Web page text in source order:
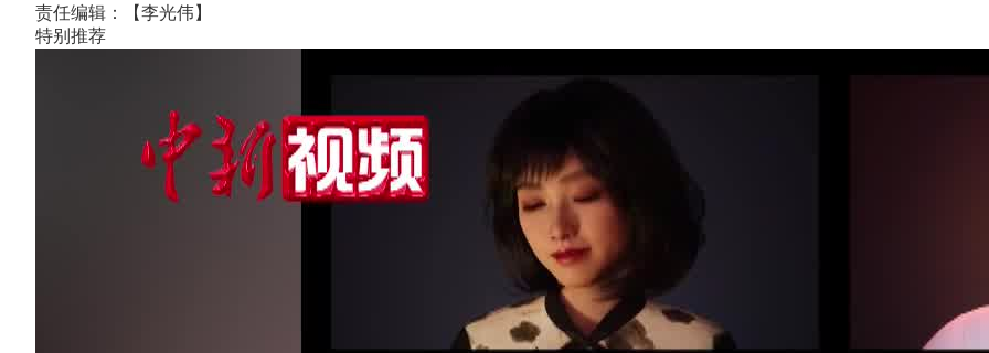
责任编辑：【李光伟】
特别推荐